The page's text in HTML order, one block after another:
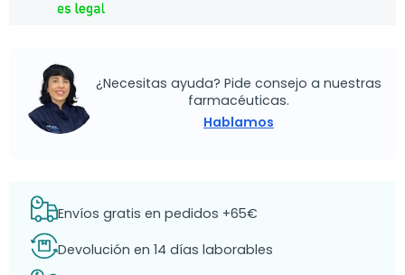
¿Necesitas ayuda? Pide consejo a nuestras
farmacéuticas.
Hablamos
Envíos gratis en pedidos +65€
Devolución en 14 días laborables